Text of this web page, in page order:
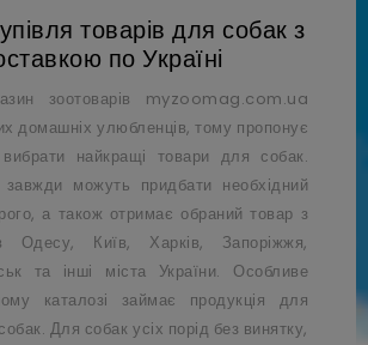
товарів для собак з
по Україні
зоотоварів myzoomag.com.ua
домашніх улюбленців, тому пропонує
найкращі товари для собак.
завжди можуть придбати необхідний
а також отримає обраний товар з
Одесу, Київ, Харків, Запоріжжя,
та інші міста України. Особливе
каталозі займає продукція для
Для собак усіх порід без винятку,